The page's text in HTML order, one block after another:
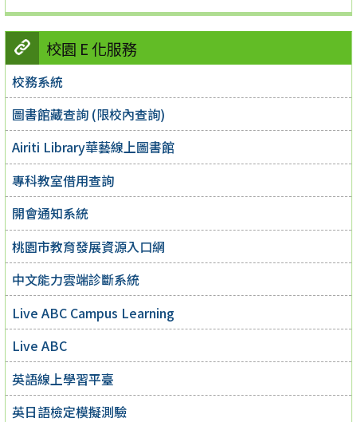
校園 E 化服務
校務系統
圖書館藏查詢 (限校內查詢)
Airiti Library華藝線上圖書館
專科教室借用查詢
開會通知系統
桃園市教育發展資源入口網
中文能力雲端診斷系統
Live ABC Campus Learning
Live ABC
英語線上學習平臺
英日語檢定模擬測驗